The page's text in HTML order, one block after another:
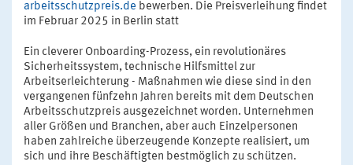
arbeitsschutzpreis.de bewerben. Die Preisverleihung findet
im Februar 2025 in Berlin statt
Ein cleverer Onboarding-Prozess, ein revolutionäres
Sicherheitssystem, technische Hilfsmittel zur
Arbeitserleichterung - Maßnahmen wie diese sind in den
vergangenen fünfzehn Jahren bereits mit dem Deutschen
Arbeitsschutzpreis ausgezeichnet worden. Unternehmen
aller Größen und Branchen, aber auch Einzelpersonen
haben zahlreiche überzeugende Konzepte realisiert, um
sich und ihre Beschäftigten bestmöglich zu schützen.